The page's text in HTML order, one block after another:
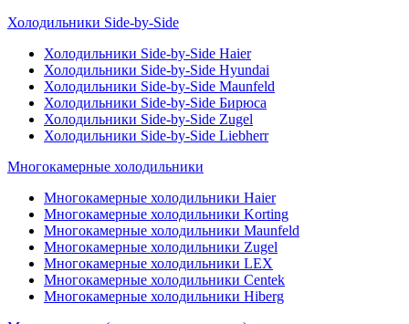
Холодильники Side-by-Side
Холодильники Side-by-Side Haier
Холодильники Side-by-Side Hyundai
Холодильники Side-by-Side Maunfeld
Холодильники Side-by-Side Бирюса
Холодильники Side-by-Side Zugel
Холодильники Side-by-Side Liebherr
Многокамерные холодильники
Многокамерные холодильники Haier
Многокамерные холодильники Korting
Многокамерные холодильники Maunfeld
Многокамерные холодильники Zugel
Многокамерные холодильники LEX
Многокамерные холодильники Centek
Многокамерные холодильники Hiberg